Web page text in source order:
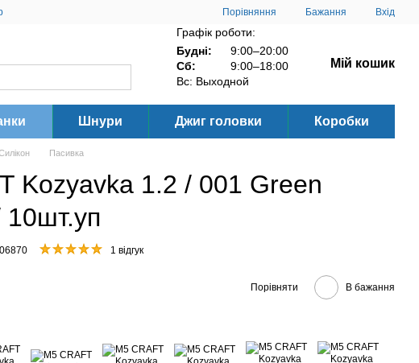
Порівняння Бажання Вхід
Графік роботи:
Будні:
9:00–20:00
Сб:
9:00–18:00
Вс: Выходной
Мій кошик
Шнури Джиг головки Коробки
Пасивка
Kozyavka 1.2 / 001 Green
10шт.уп
1 відгук
Порівняти В бажання